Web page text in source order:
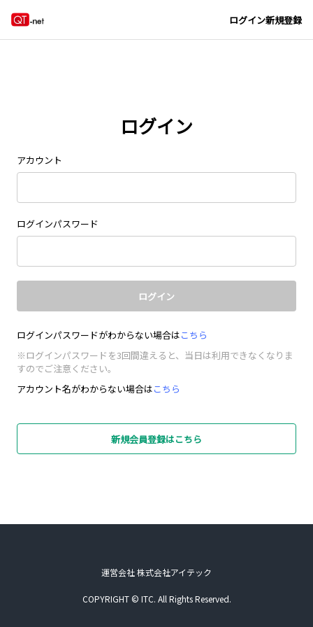
ログイン新規登録
ログイン
アカウント
ログインパスワード
ログイン
ログインパスワードがわからない場合はこちら
※ログインパスワードを3回間違えると、当日は利用できなくなりま
すのでご注意ください。
アカウント名がわからない場合はこちら
新規会員登録はこちら
運営会社 株式会社アイテック
COPYRIGHT © ITC. All Rights Reserved.